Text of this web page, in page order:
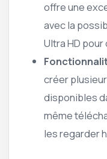
offre une
avec la
Ultra HD
créer
disponibles
même
les regarder